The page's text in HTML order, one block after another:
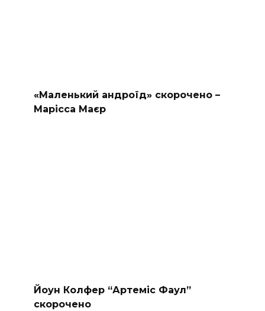
«Маленький андроїд» скорочено –
Марісса Маєр
Йоун Колфер “Артеміс Фаул”
скорочено